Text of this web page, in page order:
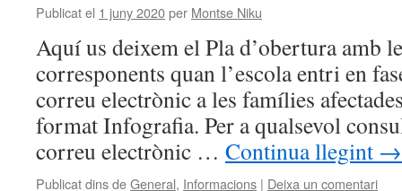
Publicat el 1 juny 2020per Montse Niku
Aquí us deixem el Pla d’obertura amb
corresponents quan l’escola entri en
correu electrònic a les famílies
format Infografia. Per a qualsevol
correu electrònic … Continua llegint →
Publicat dins deGeneral, Informacions | Deixa un comentari